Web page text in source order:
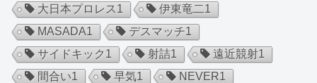
大日本プロレス1 伊東竜二1
MASADA1 デスマッチ1
サイドキック1 射詰1 遠近競射1
間合い1 早気1 NEVER1